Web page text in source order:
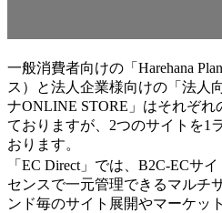
一般消費者向けの「Harehana
ス）と法人企業様向けの「法人
ナONLINE STORE」はそれぞ
ておりますが、2つのサイトを1
おります。
「EC Direct」では、B2C-ECサ
センスで一元管理できるマルチ
ンド毎のサイト展開やマーケッ